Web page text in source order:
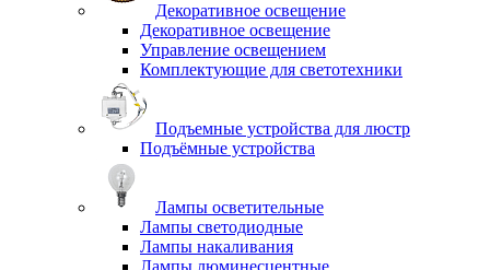
Декоративное освещение
Декоративное освещение
Управление освещением
Комплектующие для светотехники
Подъемные устройства для люстр
Подъёмные устройства
Лампы осветительные
Лампы светодиодные
Лампы накаливания
Лампы люминесцентные